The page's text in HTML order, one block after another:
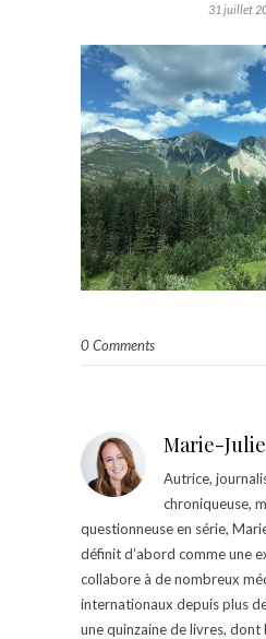
31 juillet
0 Comments
Marie-
Autrice,
chroniqueuse,
questionneuse en série,
définit d’abord comme une
collabore à de nombreux
internationaux depuis plus
une quinzaine de livres, dont